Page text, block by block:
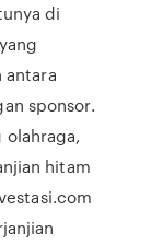
di
antara
sponsor.
hitam